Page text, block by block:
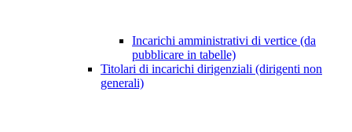
Incarichi amministrativi di vertice (da
pubblicare in tabelle)
Titolari di incarichi dirigenziali (dirigenti non
generali)